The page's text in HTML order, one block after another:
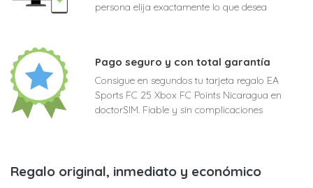
persona elija exactamente lo que desea
Pago seguro y con total garantía
Consigue en segundos tu tarjeta regalo EA
Sports FC 25 Xbox FC Points Nicaragua en
doctorSIM. Fiable y sin complicaciones
Regalo original, inmediato y económico